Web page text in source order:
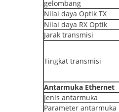
gelombang
Nilai daya Optik TX
Nilai daya RX Optik
Jarak transmisi
Tingkat transmisi
Antarmuka Ethernet
Jenis antarmuka
Parameter antarmuka